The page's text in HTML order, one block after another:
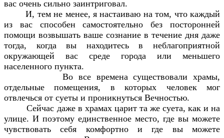
вас очень сильно заинтриговал.
И, тем не менее, я настаиваю на том, что каждый
из вас способен самостоятельно без посторонней
помощи возвышать ваше сознание в течение дня даже
тогда, когда вы находитесь в неблагоприятной
окружающей вас среде города или меньшего
населенного пункта.
Во все времена существовали храмы,
отдельные помещения, в которых человек мог
отвлечься от суеты и проникнуться Вечностью.
Сейчас даже в храмах царит та же суета, как и на
улице. И поэтому единственное место, где вы можете
чувствовать себя комфортно и где вы можете